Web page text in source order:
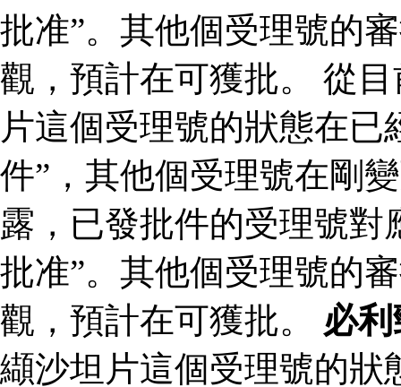
批准”。其他個受理號的
觀，預計在可獲批。 從
片這個受理號的狀態在
件”，其他個受理號在剛
露，已發批件的受理號對
批准”。其他個受理號的
觀，預計在可獲批。 必
纈沙坦片這個受理號的狀